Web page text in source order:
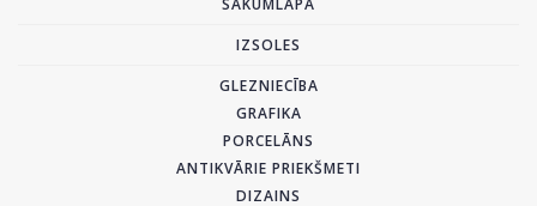
IZSOLES
GLEZNIECĪBA
GRAFIKA
PORCELĀNS
ANTIKVĀRIE PRIEKŠMETI
DIZAINS